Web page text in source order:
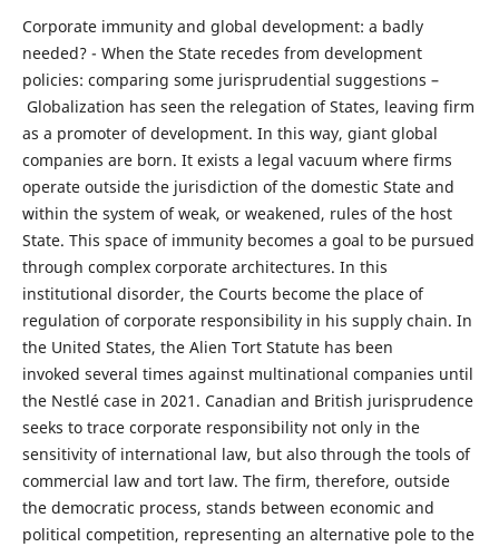
Corporate immunity and global development: a badly
needed? - When the State recedes from development
policies: comparing some jurisprudential suggestions –
Globalization has seen the relegation of States, leaving firm
as a promoter of development. In this way, giant global
companies are born. It exists a legal vacuum where firms
operate outside the jurisdiction of the domestic State and
within the system of weak, or weakened, rules of the host
State. This space of immunity becomes a goal to be pursued
through complex corporate architectures. In this
institutional disorder, the Courts become the place of
regulation of corporate responsibility in his supply chain. In
the United States, the Alien Tort Statute has been
invoked several times against multinational companies until
the Nestlé case in 2021. Canadian and British jurisprudence
seeks to trace corporate responsibility not only in the
sensitivity of international law, but also through the tools of
commercial law and tort law. The firm, therefore, outside
the democratic process, stands between economic and
political competition, representing an alternative pole to the